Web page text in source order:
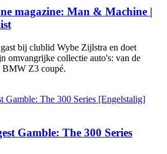
magazine: Man & Machine |
bij clublid Wybe Zijlstra en doet
omvangrijke collectie auto's: van de
BMW Z3 coupé.
Gamble: The 300 Series